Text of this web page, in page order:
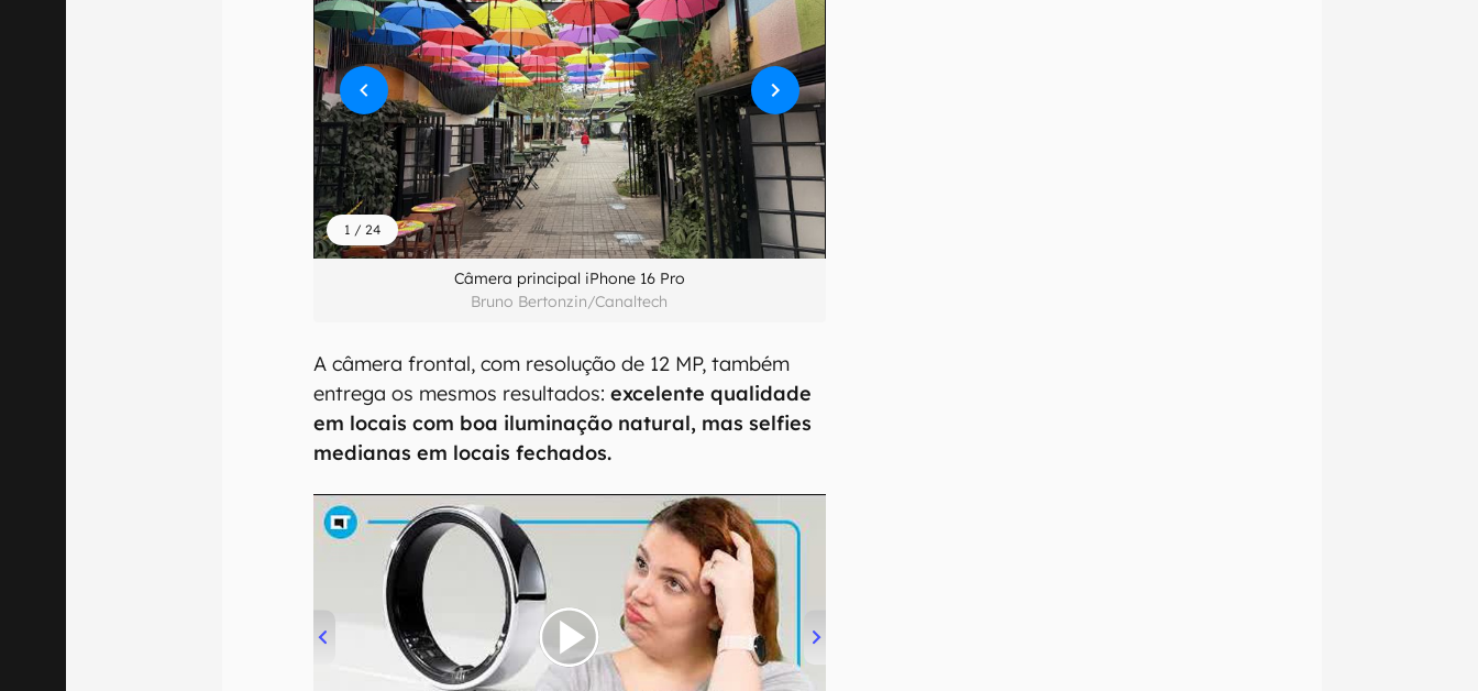
1 /24
Câmera principal iPhone 16 Pro
Bruno Bertonzin/Canaltech
A câmera frontal, com resolução de 12 MP, também
entrega os mesmos resultados: excelente qualidade
em locais com boa iluminação natural, mas selfies
medianas em locais fechados.